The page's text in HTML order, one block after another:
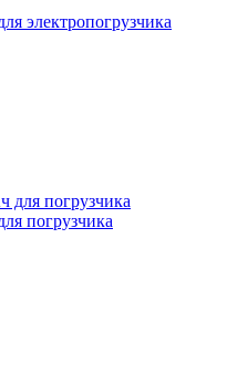
электропогрузчика
погрузчика